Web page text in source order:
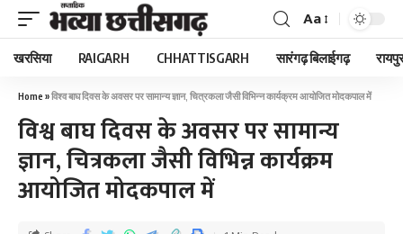
Aa
खरसिया RAIGARH CHHATTISGARH सारंगढ़ बिलाईगढ़
Home »विश्व बाघ दिवस के अवसर पर सामान्य ज्ञान, चित्रकला जैसी विभिन्न कार्यक्रम आयोजित मोदकपाल में
विश्व बाघ दिवस के अवसर पर सामान्य
ज्ञान, चित्रकला जैसी विभिन्न कार्यक्रम
आयोजित मोदकपाल में